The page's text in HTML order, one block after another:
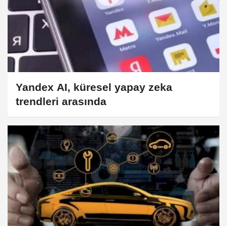
Yandex AI, küresel yapay zeka
trendleri arasında